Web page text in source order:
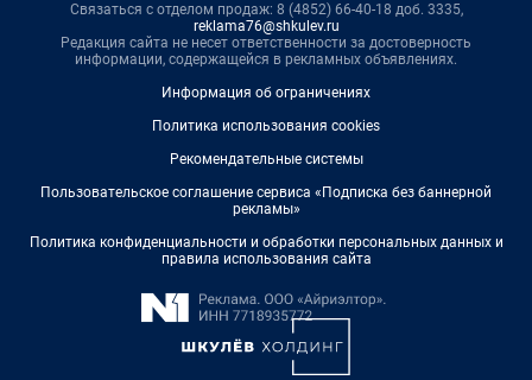
Связаться с отделом продаж: 8 (4852) 66-40-18 доб. 3335,
reklama76@shkulev.ru
Редакция сайта не несет ответственности за достоверность
информации, содержащейся в рекламных объявлениях.
Информация об ограничениях
Политика использования cookies
Рекомендательные системы
Пользовательское соглашение сервиса «Подписка без баннерной
рекламы»
Политика конфиденциальности и обработки персональных данных и
правила использования сайта